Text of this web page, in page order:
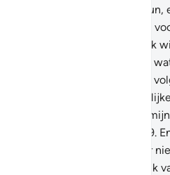
bewijs van mijn Heer
Zijn Zijde met een goede
ongehoorzaam zijn)? En ik
jullie schuldig maken aan
wens slechts verbetering
er is voor mij geen
bij Allah. Op Hem heb ik
89.
onenigheid (met jullie) er
hetzelfde treft als het volk